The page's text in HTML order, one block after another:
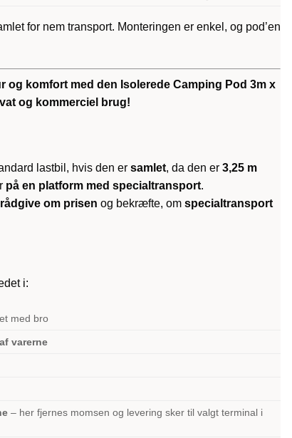
for nem transport. Monteringen er enkel, og pod’en
og komfort med den Isolerede Camping Pod 3m x
og kommerciel brug!
lastbil, hvis den er samlet, da den er 3,25 m
på en platform med specialtransport.
rådgive om prisen og bekræfte, om specialtransport
i:
med bro
varerne
– her fjernes momsen og levering sker til valgt terminal i